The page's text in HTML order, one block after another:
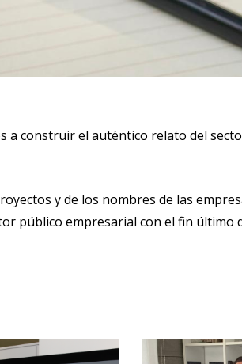
a construir el auténtico relato del
y de los nombres de las
público empresarial con el fin último